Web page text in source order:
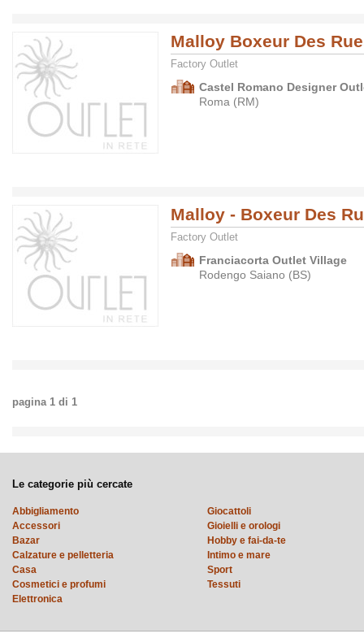
Malloy Boxeur Des
Factory Outlet
Castel Romano Designer
Roma (RM)
Malloy - Boxeur Des
Factory Outlet
Franciacorta Outlet Village
Rodengo Saiano (BS)
pagina 1 di 1
Le categorie più cercate
Abbigliamento
Accessori
Bazar
Calzature e pelletteria
Casa
Cosmetici e profumi
Elettronica
Giocattoli
Gioielli e orologi
Hobby e fai-da-te
Intimo e mare
Sport
Tessuti